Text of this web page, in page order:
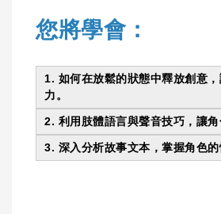
您將學會：
1. 如何在放鬆的狀態中釋放創意，
力。
2. 利用肢體語言與聲音技巧，讓角
3. 深入分析故事文本，掌握角色的